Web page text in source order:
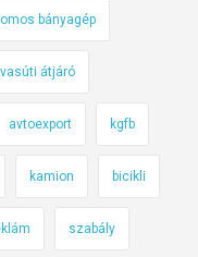
bányagép
vasúti átjáró
avtoexport kgfb
kamion bicikli
szabály